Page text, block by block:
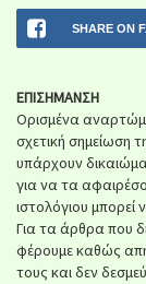
SHARE ON
ΕΠΙΣΗΜΑΝΣΗ
Ορισμένα
σχετική σημείωση
υπάρχουν
για να τα
ιστολόγιου
Για τα άρθρα που
φέρουμε καθώς
τους και δεν